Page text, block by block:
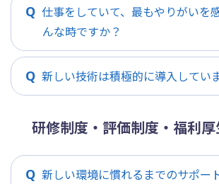
仕事をしていて、最もやりがいを
んな時ですか？
新しい技術は積極的に導入してい
研修制度・評価制度・福利
新しい環境に慣れるまでのサポー